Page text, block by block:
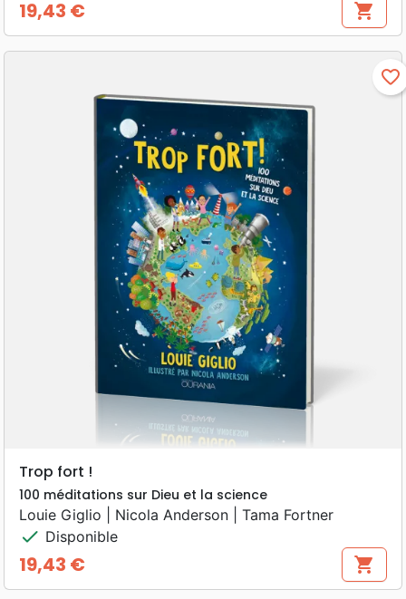
Prix
19,43 € shopping_cart
favorite_border
Trop fort !
100 méditations sur Dieu et la science
Louie Giglio | Nicola Anderson | Tama Fortner
check Disponible
Prix
19,43 € shopping_cart